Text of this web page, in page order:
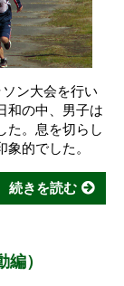
ン大会を行い
和の中、男子は
た。息を切らし
的でした。
続きを読む
）